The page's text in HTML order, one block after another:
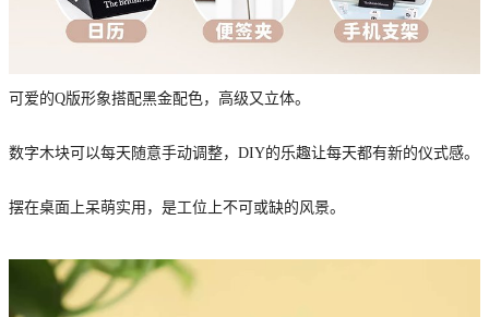
可爱的Q版形象搭配黑金配色，高级又立体。
数字木块可以每天随意手动调整，DIY的乐趣让每天都有新的仪式感。
摆在桌面上呆萌实用，是工位上不可或缺的风景。